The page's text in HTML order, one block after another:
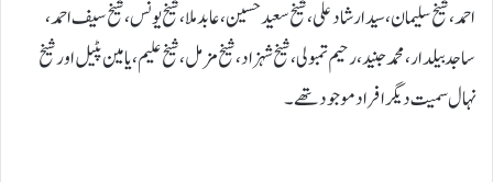
احمد، شیخ سلیمان، سید ارشاد علی، شیخ سعید حسین، عابد ملا، شیخ یونس، شیخ سیف احمد،
ساجد بیلدار، محمد جنید، رحیم تمبولی، شیخ شہزاد، شیخ مزمل، شیخ علیم، یامین پٹیل اور شیخ
نہال سمیت دیگر افراد موجود تھے۔